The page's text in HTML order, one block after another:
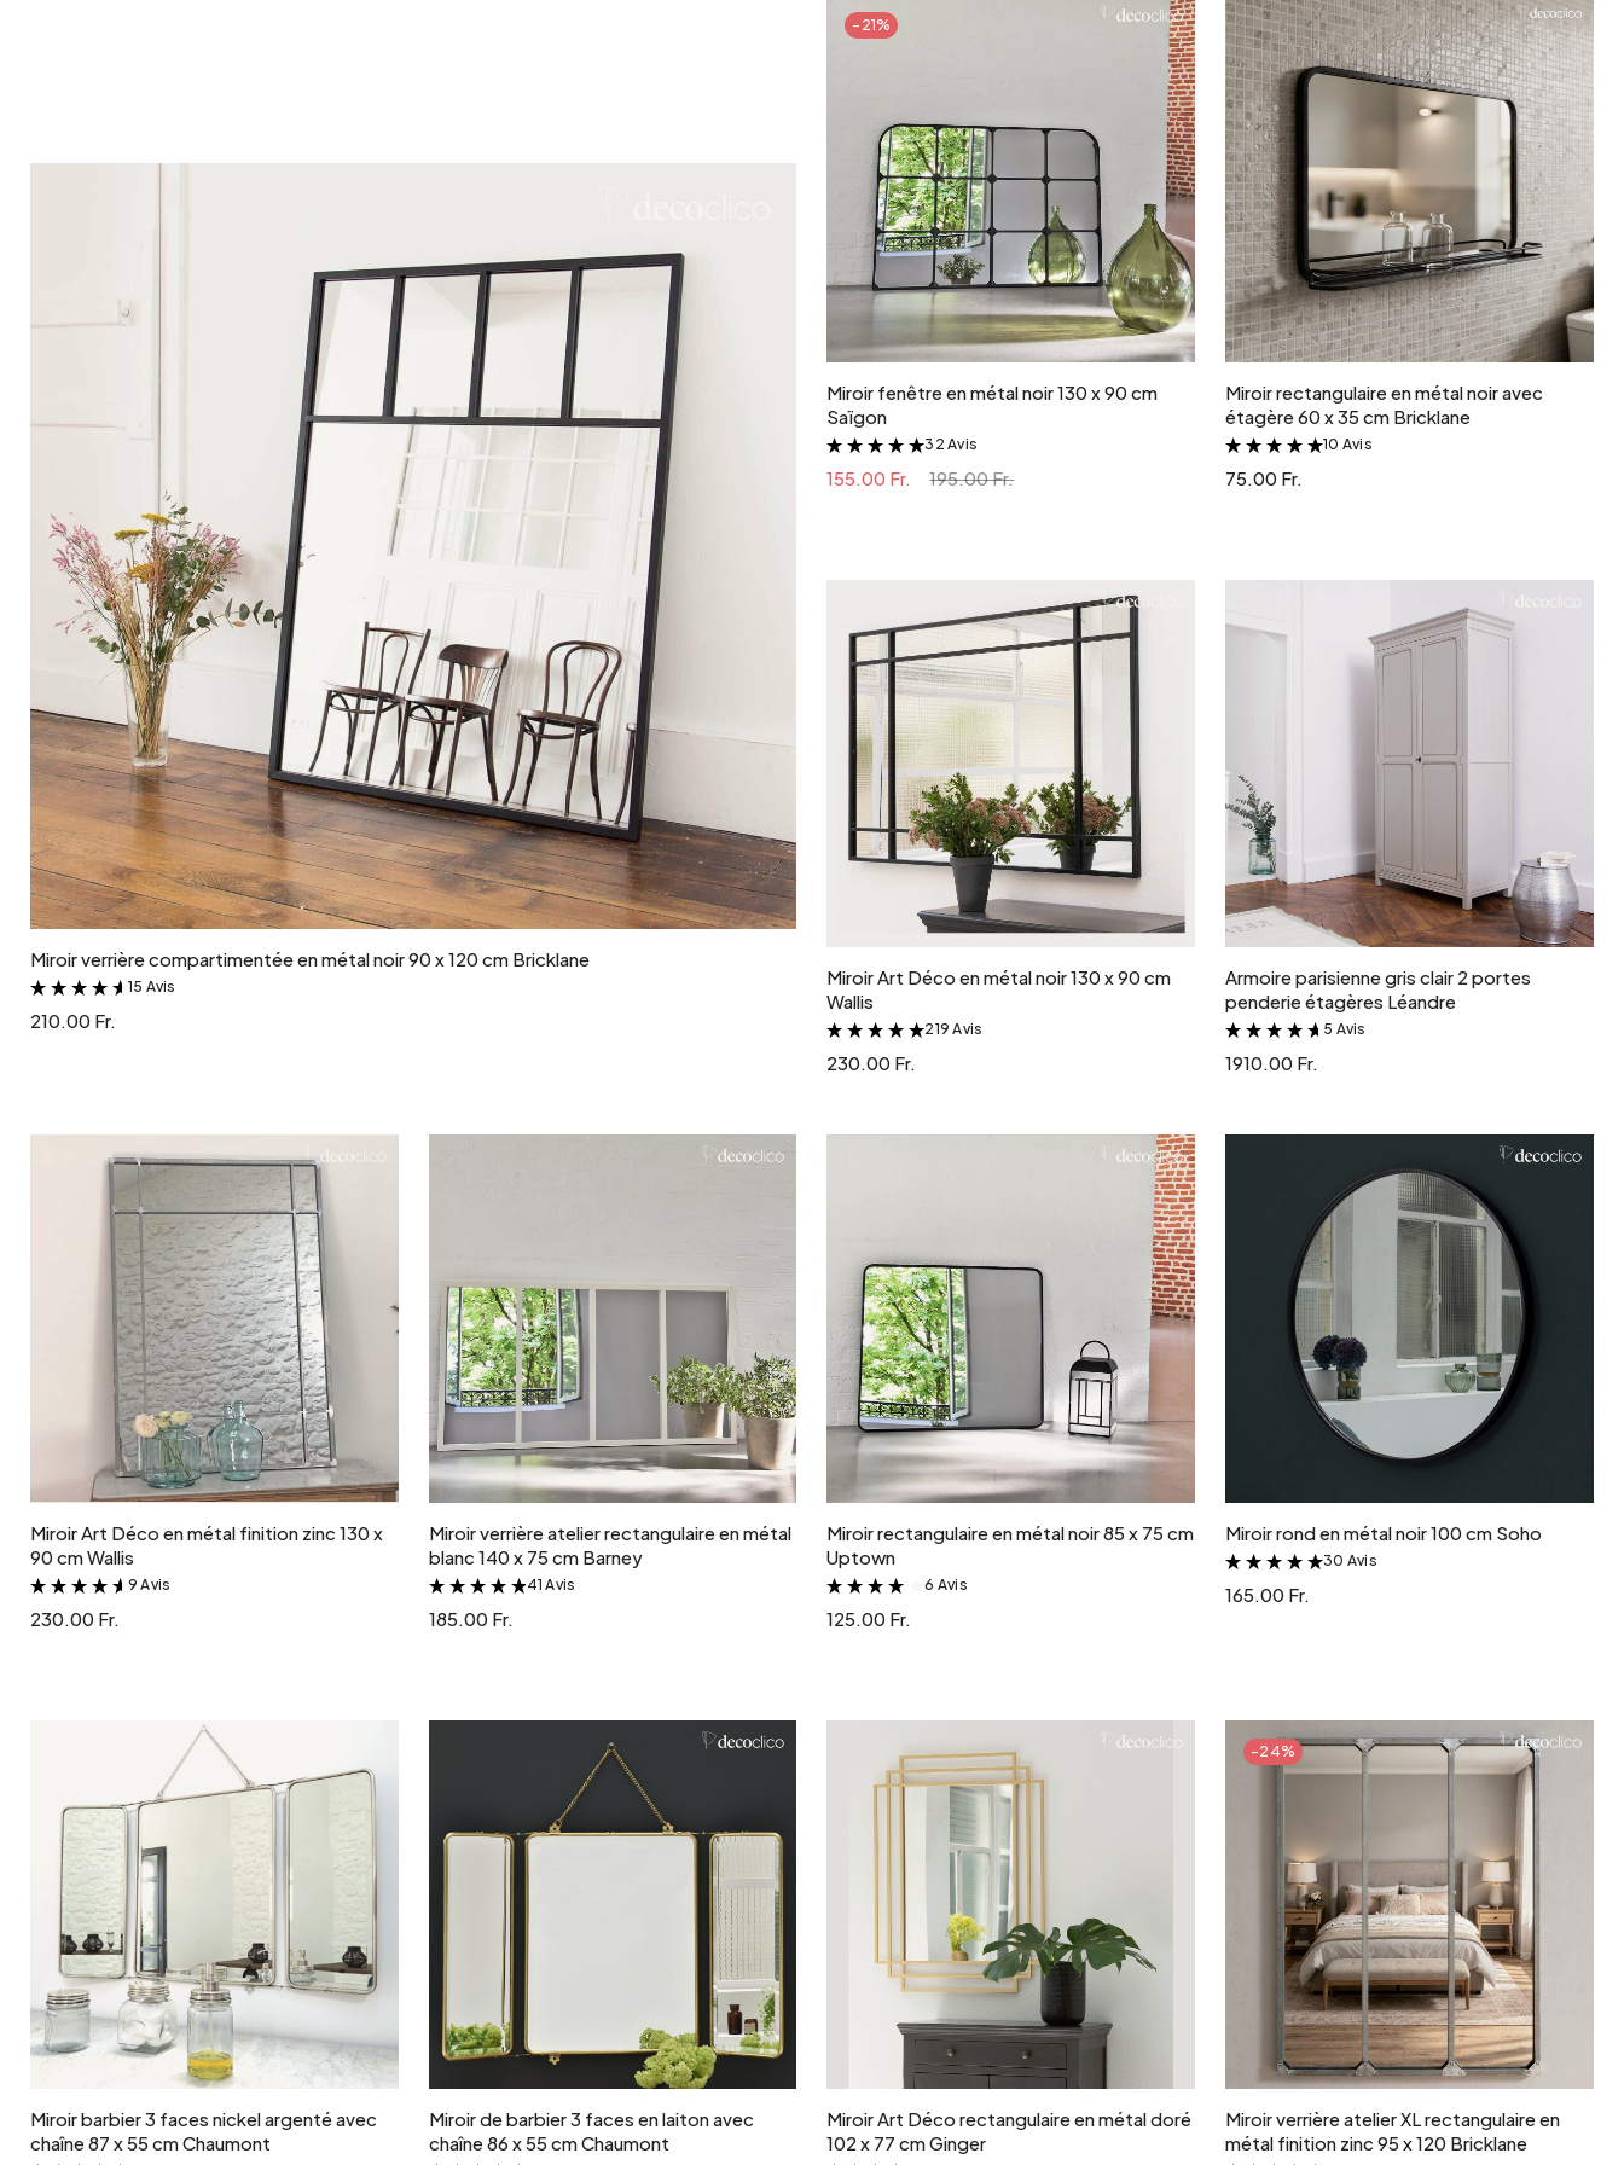
Ajouter au panier
Miroir verrière compartimentée en métal noir 90 x 120 cm Bricklane
&
15 Avis
210.00 Fr.
-21%
Ajouter au panier
Miroir fenêtre en métal noir 130 x 90 cm
Saïgon
&
32 Avis
155.00 Fr. 195.00 Fr.
Ajouter au panier
Miroir rectangulaire en métal noir avec
étagère 60 x 35 cm Bricklane
&
10 Avis
75.00 Fr.
Ajouter au panier
Miroir Art Déco en métal noir 130 x 90 cm
Wallis
&
219 Avis
230.00 Fr.
Ajouter au panier
Armoire parisienne gris clair 2 portes
penderie étagères Léandre
&
5 Avis
1910.00 Fr.
Ajouter au panier
Miroir Art Déco en métal finition zinc 130 x
90 cm Wallis
&
9 Avis
230.00 Fr.
Ajouter au panier
Miroir verrière atelier rectangulaire en métal
blanc 140 x 75 cm Barney
&
41 Avis
185.00 Fr.
Ajouter au panier
Miroir rectangulaire en métal noir 85 x 75 cm
Uptown
&
6 Avis
125.00 Fr.
Ajouter au panier
Miroir rond en métal noir 100 cm Soho
&
30 Avis
165.00 Fr.
Ajouter au panier
Miroir barbier 3 faces nickel argenté avec
chaîne 87 x 55 cm Chaumont
Ajouter au panier
Miroir de barbier 3 faces en laiton avec
chaîne 86 x 55 cm Chaumont
Ajouter au panier
Miroir Art Déco rectangulaire en métal doré
102 x 77 cm Ginger
-24%
Ajouter au panier
Miroir verrière atelier XL rectangulaire en
métal finition zinc 95 x 120 Bricklane